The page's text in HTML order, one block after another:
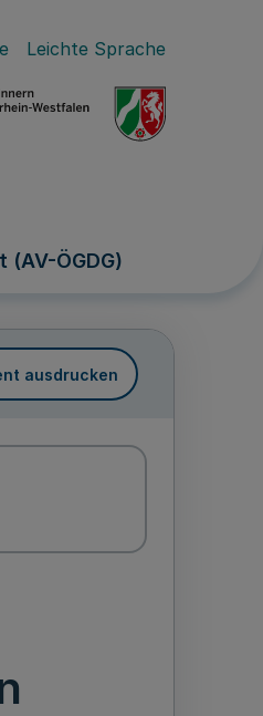
Leichte Sprache
ÖGDG)
ausdrucken